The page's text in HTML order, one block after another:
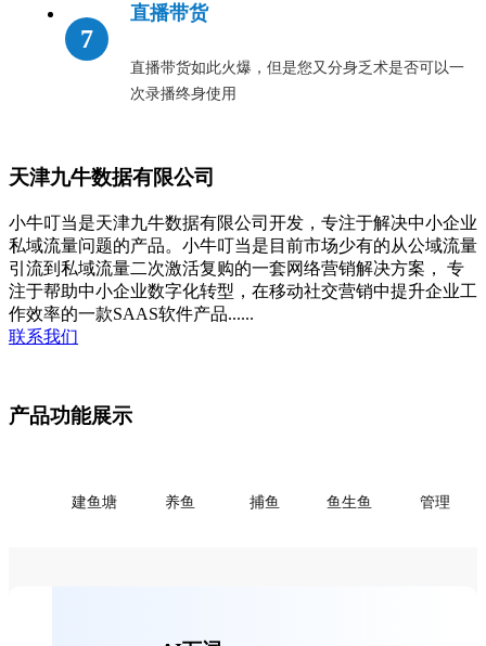
直播带货
直播带货如此火爆，但是您又分身乏术是否可以一
次录播终身使用
天津九牛数据有限公司
小牛叮当是天津九牛数据有限公司开发，专注于解决中小企业
私域流量问题的产品。小牛叮当是目前市场少有的从公域流量
引流到私域流量二次激活复购的一套网络营销解决方案， 专
注于帮助中小企业数字化转型，在移动社交营销中提升企业工
作效率的一款SAAS软件产品......
联系我们
产品功能展示
建鱼塘 养鱼 捕鱼 鱼生鱼 管理